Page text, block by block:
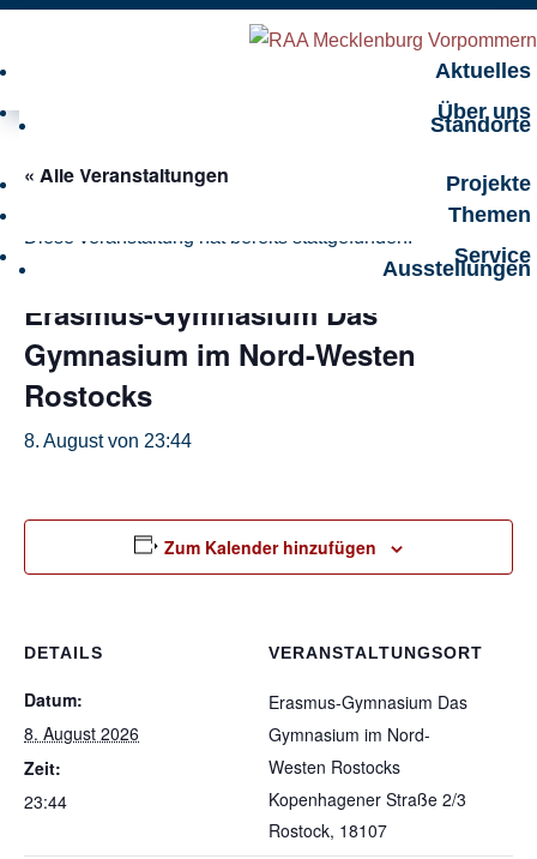
Aktuelles
Über uns
Standorte
Projekte
Themen
Service
Ausstellungen
« Alle Veranstaltungen
Diese veranstaltung hat bereits stattgefunden.
Erasmus-Gymnasium Das
Gymnasium im Nord-Westen
Rostocks
8. August von 23:44
Zum Kalender hinzufügen
DETAILS
Datum:
8. August 2026
Zeit:
23:44
VERANSTALTUNGSORT
Erasmus-Gymnasium Das
Gymnasium im Nord-
Westen Rostocks
Kopenhagener Straße 2/3
Rostock, 18107